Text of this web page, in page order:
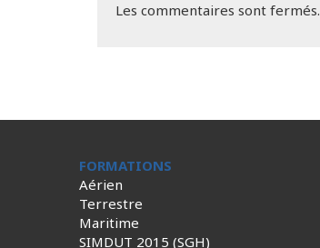
Les commentaires sont fermés.
FORMATIONS
Aérien
Terrestre
Maritime
SIMDUT 2015 (SGH)